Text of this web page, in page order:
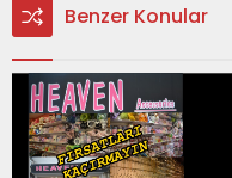
Benzer Konular